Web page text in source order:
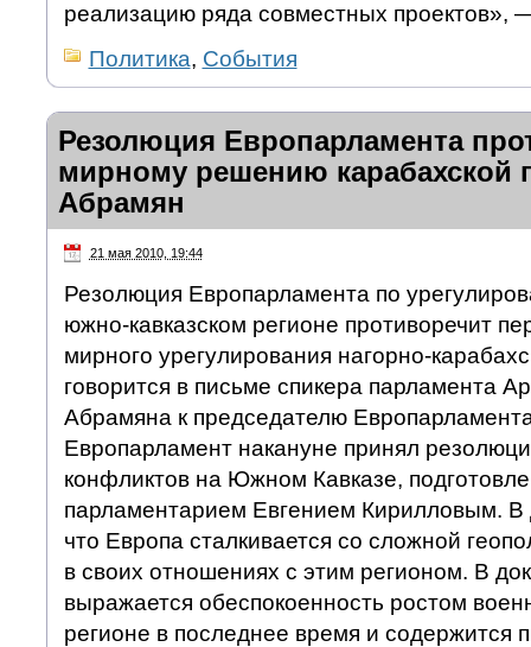
реализацию ряда совместных проектов»,
Политика, События
Резолюция Европарламента
мирному решению
Абрамян
21 мая 2010, 19:44
Резолюция Европарламента по
южно-кавказском регионе противоречит
мирного урегулирования нагорно-
говорится в письме спикера парламента
Абрамяна к председателю
Европарламент накануне принял
конфликтов на Южном Кавказе,
парламентарием Евгением Кирилловым. В
что Европа сталкивается со сложной
в своих отношениях с этим регионом. В
выражается обеспокоенность ростом
регионе в последнее время и содержится